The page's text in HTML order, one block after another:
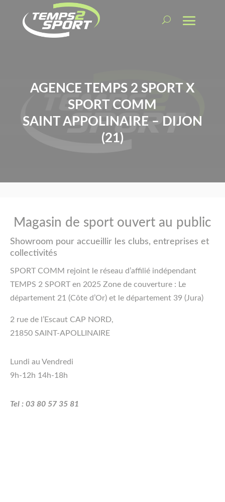
AGENCE TEMPS 2 SPORT X
SPORT COMM
SAINT APPOLINAIRE – DIJON
(21)
Magasin de sport ouvert au public
Showroom pour accueillir les clubs, entreprises et
collectivités
SPORT COMM rejoint le réseau d’affilié indépendant
TEMPS 2 SPORT en 2025 Zone de couverture : Le
département 21 (Côte d’Or) et le département 39 (Jura)
2 rue de l’Escaut CAP NORD,
21850 SAINT-APOLLINAIRE
Lundi au Vendredi
9h-12h 14h-18h
Tel : 03 80 57 35 81